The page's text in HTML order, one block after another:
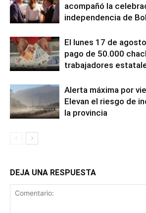
acompañó la
independencia de
El lunes 17 de
pago de 50.000
trabajadores
Alerta máxima por
Elevan el riesgo de
la provincia
DEJA UNA RESPUESTA